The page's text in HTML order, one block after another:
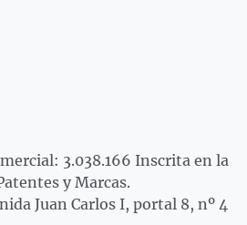
3.038.166 Inscrita en la
y Marcas.
Juan Carlos I, portal 8, nº 4